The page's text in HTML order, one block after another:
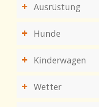
Ausrüstung
Hunde
Kinderwagen
Wetter